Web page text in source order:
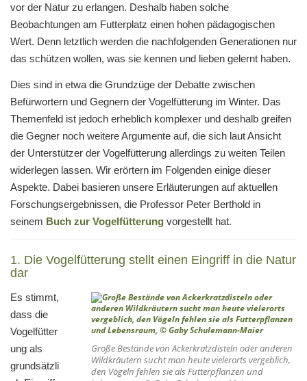
vor der Natur zu erlangen. Deshalb haben solche
Beobachtungen am Futterplatz einen hohen pädagogischen
Wert. Denn letztlich werden die nachfolgenden Generationen nur
das schützen wollen, was sie kennen und lieben gelernt haben.
Dies sind in etwa die Grundzüge der Debatte zwischen
Befürwortern und Gegnern der Vogelfütterung im Winter. Das
Themenfeld ist jedoch erheblich komplexer und deshalb greifen
die Gegner noch weitere Argumente auf, die sich laut Ansicht
der Unterstützer der Vogelfütterung allerdings zu weiten Teilen
widerlegen lassen. Wir erörtern im Folgenden einige dieser
Aspekte. Dabei basieren unsere Erläuterungen auf aktuellen
Forschungsergebnissen, die Professor Peter Berthold in
seinem Buch zur Vogelfütterung vorgestellt hat.
1. Die Vogelfütterung stellt einen Eingriff in die Natur
dar
Große Bestände von Ackerkratzdisteln oder anderen
Wildkräutern sucht man heute vielerorts vergeblich,
den Vögeln fehlen sie als Futterpflanzen und
Es stimmt,
dass die
Vogelfütter
ung als
grundsätzli